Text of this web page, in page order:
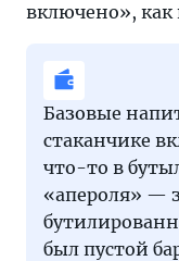
включено», как
Базовые
стаканчике
что-то в
«апероля» —
был пустой